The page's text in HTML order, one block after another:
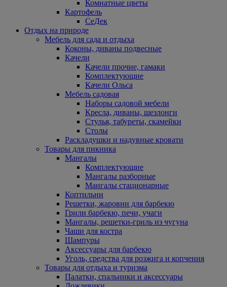
Комнатные цветы
Картофель
СеДек
Отдых на природе
Мебель для сада и отдыха
Коконы, диваны подвесные
Качели
Качели прочие, гамаки
Комплектующие
Качели Ольса
Мебель садовая
Наборы садовой мебели
Кресла, диваны, шезлонги
Стулья, табуреты, скамейки
Столы
Раскладушки и надувные кровати
Товары для пикника
Мангалы
Комплектующие
Мангалы разборные
Мангалы стационарные
Коптильни
Решетки, жаровни для барбекю
Грили барбекю, печи, учаги
Мангалы, решетки-гриль из чугуна
Чаши для костра
Шампуры
Аксессуары для барбекю
Уголь, средства для розжига и копчения
Товары для отдыха и туризма
Палатки, спальники и аксессуары